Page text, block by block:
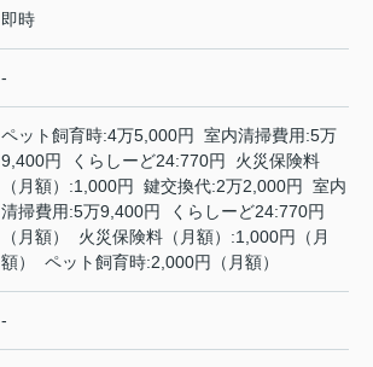
即時
-
ペット飼育時:4万5,000円 室内清掃費用:5万
9,400円 くらしーど24:770円 火災保険料
（月額）:1,000円 鍵交換代:2万2,000円 室内
清掃費用:5万9,400円 くらしーど24:770円
（月額） 火災保険料（月額）:1,000円（月
額） ペット飼育時:2,000円（月額）
-